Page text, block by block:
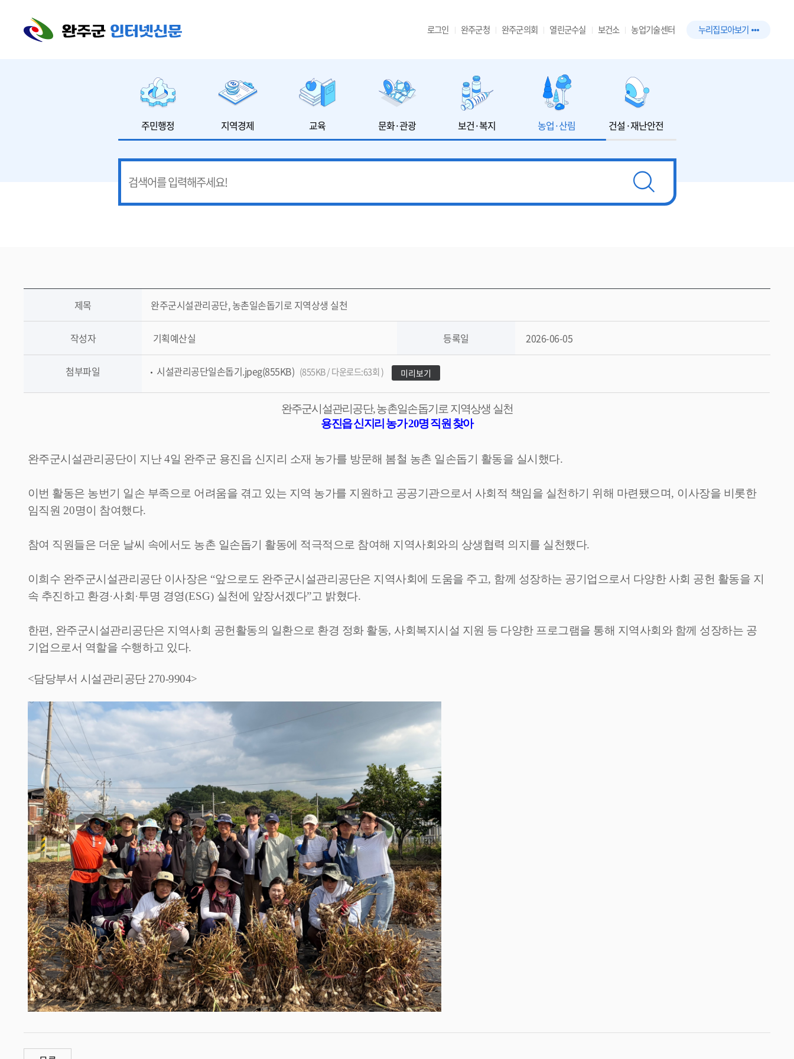
로그인 완주군청 완주군의회 열린군수실 보건소 농업기술센터 누리집 모아보기
주민행정 지역경제 교육 문화·관광 보건·복지 농업·산림 건설·재난안전
제목 완주군시설관리공단, 농촌일손돕기로 지역상생 실천
작성자 기획예산실 등록일 2026-06-05
첨부파일 시설관리공단일손돕기.jpeg(855KB) (855KB / 다운로드:63회 ) 미리보기
완주군시설관리공단,농촌일손돕기로 지역상생 실천
용진읍 신지리 농가20명 직원 찾아
완주군시설관리공단이 지난4일 완주군 용진읍 신지리 소재 농가를 방문해 봄철 농촌 일손돕기 활동을 실시했다.
이번 활동은 농번기 일손 부족으로 어려움을 겪고 있는 지역 농가를 지원하고 공공기관으로서 사회적 책임을 실천하기 위해 마련됐으며, 이사장을 비롯한
임직원 20명이 참여했다.
참여 직원들은 더운 날씨 속에서도 농촌 일손돕기 활동에 적극적으로 참여해 지역사회와의 상생협력 의지를 실천했다.
이희수 완주군시설관리공단 이사장은 “앞으로도 완주군시설관리공단은 지역사회에 도움을 주고, 함께 성장하는 공기업으로서 다양한 사회 공헌 활동을 지
속 추진하고 환경·사회 ·투명 경영(ESG) 실천에 앞장서겠다”고 밝혔다.
한편 , 완주군시설관리공단은 지역사회 공헌활동의 일환으로 환경 정화 활동, 사회복지시설 지원 등 다양한 프로그램을 통해 지역사회와 함께 성장하는 공
기업으로서 역할을 수행하고 있다.
<담당부서 시설관리공단 270-9904>